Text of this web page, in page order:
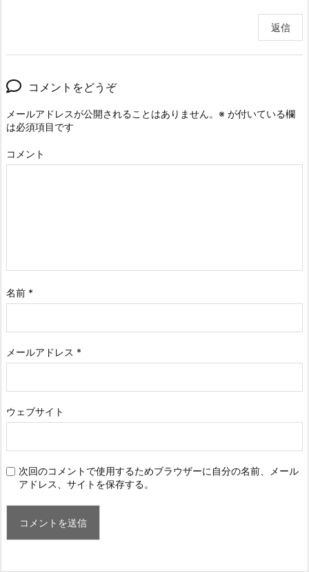
返信
コメントをどうぞ
メールアドレスが公開されることはありません。 ※ が付いている欄
は必須項目です
コメント
名前 *
メールアドレス *
ウェブサイト
次回のコメントで使用するためブラウザーに自分の名前、メール
アドレス、サイトを保存する。